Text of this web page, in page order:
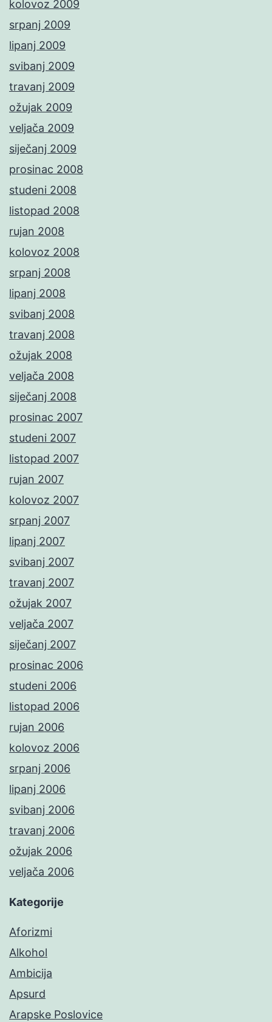
kolovoz 2009
srpanj 2009
lipanj 2009
svibanj 2009
travanj 2009
ožujak 2009
veljača 2009
siječanj 2009
prosinac 2008
studeni 2008
listopad 2008
rujan 2008
kolovoz 2008
srpanj 2008
lipanj 2008
svibanj 2008
travanj 2008
ožujak 2008
veljača 2008
siječanj 2008
prosinac 2007
studeni 2007
listopad 2007
rujan 2007
kolovoz 2007
srpanj 2007
lipanj 2007
svibanj 2007
travanj 2007
ožujak 2007
veljača 2007
siječanj 2007
prosinac 2006
studeni 2006
listopad 2006
rujan 2006
kolovoz 2006
srpanj 2006
lipanj 2006
svibanj 2006
travanj 2006
ožujak 2006
veljača 2006
Kategorije
Aforizmi
Alkohol
Ambicija
Apsurd
Arapske Poslovice